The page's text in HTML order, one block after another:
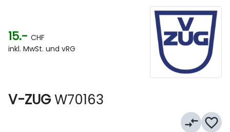
15.- CHF
inkl. MwSt. und vRG
V-ZUGW70163
compare_arrows favorite_border